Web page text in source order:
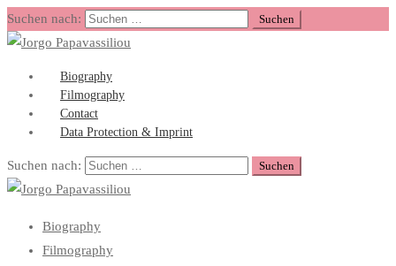
Suchen nach:
Biography
Filmography
Contact
Data Protection & Imprint
Suchen nach:
Biography
Filmography